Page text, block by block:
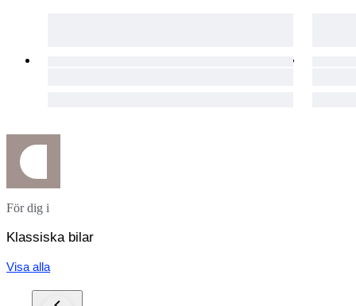
För dig i
Klassiska bilar
Visa alla